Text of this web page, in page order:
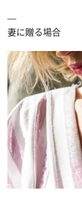
妻に贈る場合